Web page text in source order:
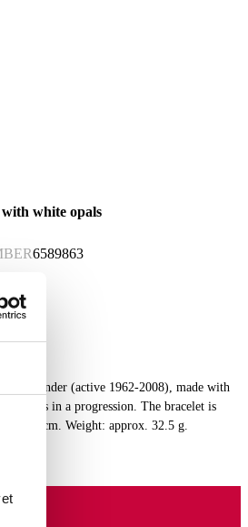
white opals
6589863
Tønder (active 1962-2008), made with
opals in a progression. The bracelet is
1.4 cm. Weight: approx. 32.5 g.